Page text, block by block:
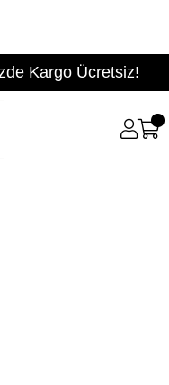
Kargo Ücretsiz!